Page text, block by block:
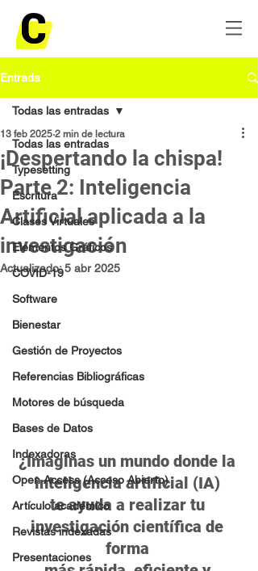
Entrada
Todas las entradas
Typesetting
Escritura
Clases Virtuales
Elementos Gráficos
COVID-19
Software
Bienestar
Gestión de Proyectos
Referencias Bibliográficas
Motores de búsqueda
Bases de Datos
Indexadoras
Open Access (Acceso Abierto)
Artículo académico
Revistas indexadas
Presentaciones
Todas las entradas
¡Despertando la chispa!
Parte 2: Inteligencia
Artificial aplicada a la
investigación
13 feb 2025 2 min de lectura
Actualizado:5 abr 2025
¿Imaginas un mundo donde la
inteligencia artificial (IA)
te ayuda a realizar tu
investigación científica de
forma